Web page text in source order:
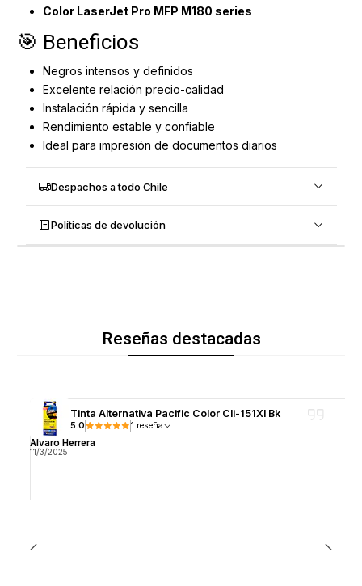
Color LaserJet Pro MFP M180 series
🎯 Beneficios
Negros intensos y definidos
Excelente relación precio-calidad
Instalación rápida y sencilla
Rendimiento estable y confiable
Ideal para impresión de documentos diarios
Despachos a todo Chile
Políticas de devolución
Reseñas destacadas
Tinta Alternativa Pacific Color Cli-151Xl Bk
5.0 1 reseña
Alvaro Herrera
11/3/2025